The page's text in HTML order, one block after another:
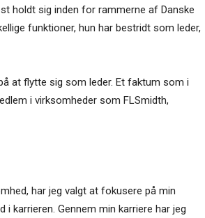
holdt sig inden for rammerne af Danske
funktioner, hun har bestridt som leder,
at flytte sig som leder. Et faktum som i
i virksomheder som FLSmidth,
har jeg valgt at fokusere på min
karrieren. Gennem min karriere har jeg